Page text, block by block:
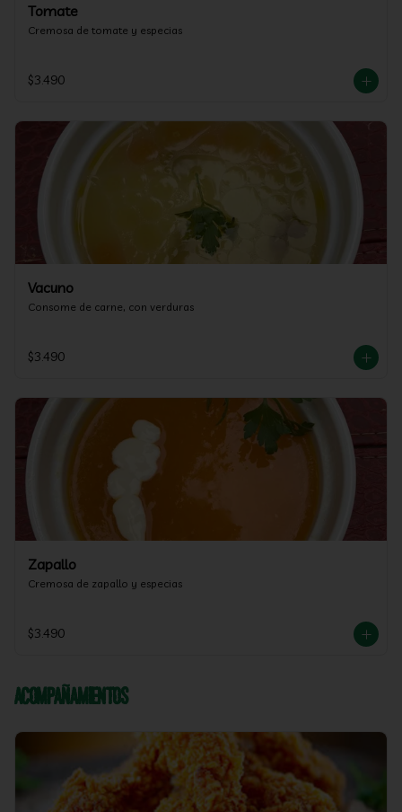
Tomate
Cremosa de tomate y especias
$3.490
Vacuno
Consome de carne, con verduras
$3.490
Zapallo
Cremosa de zapallo y especias
$3.490
Acompañamientos